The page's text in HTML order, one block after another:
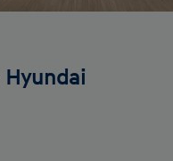
Hyundai